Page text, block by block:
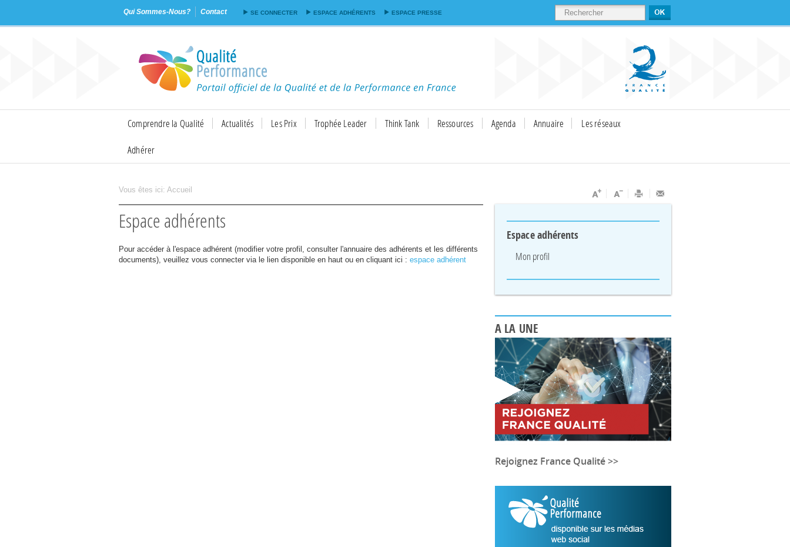
contenu
principal
Qui Sommes-Nous? Contact SE CONNECTER ESPACE ADHÉRENTS ESPACE PRESSE RECHERCHER
Comprendre la Qualité Actualités Les Prix Trophée Leader Think Tank Ressources Agenda Annuaire
Les réseaux
Adhérer
Vous êtes ici: Accueil
Espace adhérents
Pour accéder à l'espace adhérent (modifier votre profil, consulter l'annuaire des adhérents et les différents
documents), veuillez vous connecter via le lien disponible en haut ou en cliquant ici : espace adhérent
Espace adhérents
Mon profil
A LA UNE
Rejoignez France Qualité >>